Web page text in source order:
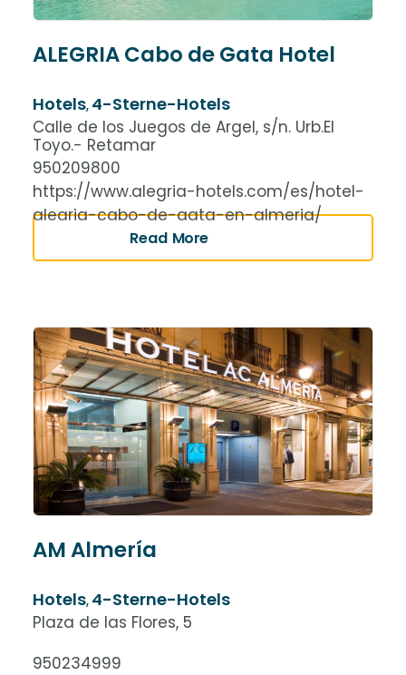
ALEGRIA Cabo de Gata Hotel
Hotels, 4-Sterne-Hotels
Calle de los Juegos de Argel, s/n. Urb.El
Toyo.- Retamar
950209800
https://www.alegria-hotels.com/es/hotel-
alegria-cabo-de-gata-en-almeria/
Read More
AM Almería
Hotels, 4-Sterne-Hotels
Plaza de las Flores, 5
950234999